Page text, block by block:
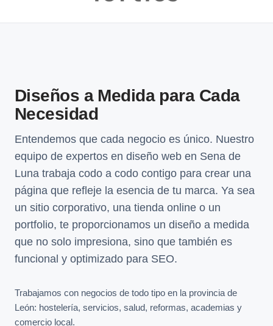
Diseños a Medida para Cada
Necesidad
Entendemos que cada negocio es único. Nuestro
equipo de expertos en diseño web en Sena de
Luna trabaja codo a codo contigo para crear una
página que refleje la esencia de tu marca. Ya sea
un sitio corporativo, una tienda online o un
portfolio, te proporcionamos un diseño a medida
que no solo impresiona, sino que también es
funcional y optimizado para SEO.
Trabajamos con negocios de todo tipo en la provincia de
León: hostelería, servicios, salud, reformas, academias y
comercio local.